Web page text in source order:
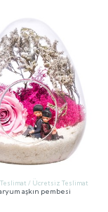
Teslimat / Ücretsiz Teslimat
aşkın pembesi